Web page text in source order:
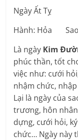
Ngày Ất
Hành: Hỏa
Là ngày Kim
phúc thần, tốt
việc như: cưới
nhậm chức,
Lại là ngày của
trương, hôn
dựng, cưới hỏi,
chức… Ngày này